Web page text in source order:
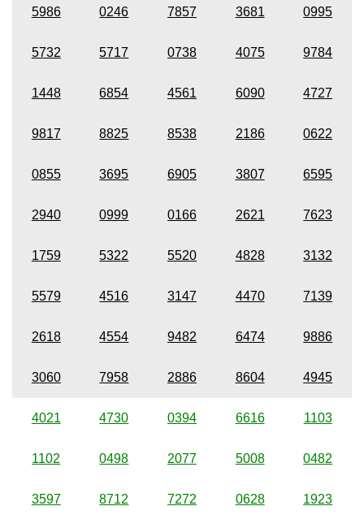
5986 0246 7857 3681 0995
5732 5717 0738 4075 9784
1448 6854 4561 6090 4727
9817 8825 8538 2186 0622
0855 3695 6905 3807 6595
2940 0999 0166 2621 7623
1759 5322 5520 4828 3132
5579 4516 3147 4470 7139
2618 4554 9482 6474 9886
3060 7958 2886 8604 4945
4021 4730 0394 6616 1103
1102 0498 2077 5008 0482
3597 8712 7272 0628 1923